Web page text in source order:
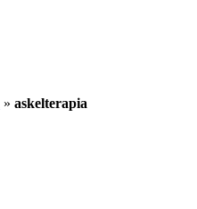
» askelterapia